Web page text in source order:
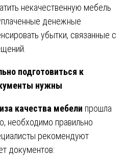
некачественную мебель
денежные
убытки, связанные с
подготовиться к
нужны
качества мебели прошла
необходимо правильно
рекомендуют
документов: